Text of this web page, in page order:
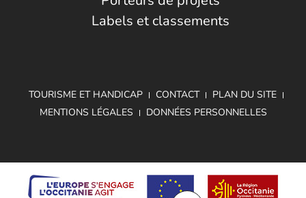
Labels et classements
TOURISME ET HANDICAP CONTACT
PLAN DU SITE
MENTIONS LÉGALES
DONNÉES PERSONNELLES